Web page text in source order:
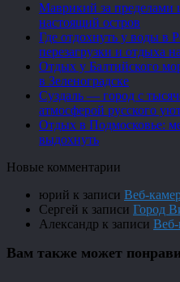
Маврикий за пределами
настоящий остров
Где отдохнуть у воды в
перезагрузки и отдыха
Отдых у Балтийского
в Зеленоградске
Суздаль — город с
атмосферой русского
Отдых в Подмосковье:
выдохнуть
Новые комментарии
юрий к записи Веб-
Сергей к записи Город
Александр к записи Веб-
Вам также может